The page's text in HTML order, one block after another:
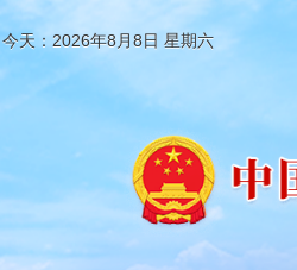
今天：2026年8月8日 星期六